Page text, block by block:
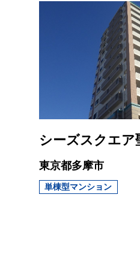
シーズスクエア
東京都多摩市
単棟型マンション